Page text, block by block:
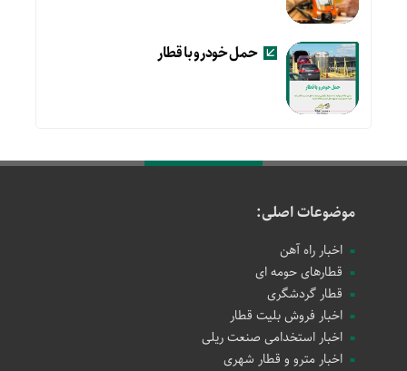
حمل خودرو با قطار
موضوعات اصلی:
اخبار راه آهن
قطارهای حومه ای
قطار گردشگری
اخبار فروش بلیت قطار
اخبار استخدامی صنعت ریلی
اخبار مترو و قطار شهری